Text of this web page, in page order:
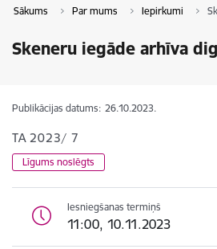
Sākums Par mums Iepirkumi
Skeneru iegāde arhīva
Publikācijas datums: 26.10.2023.
TA 2023/ 7
Līgums noslēgts
Iesniegšanas termiņš
11:00, 10.11.2023